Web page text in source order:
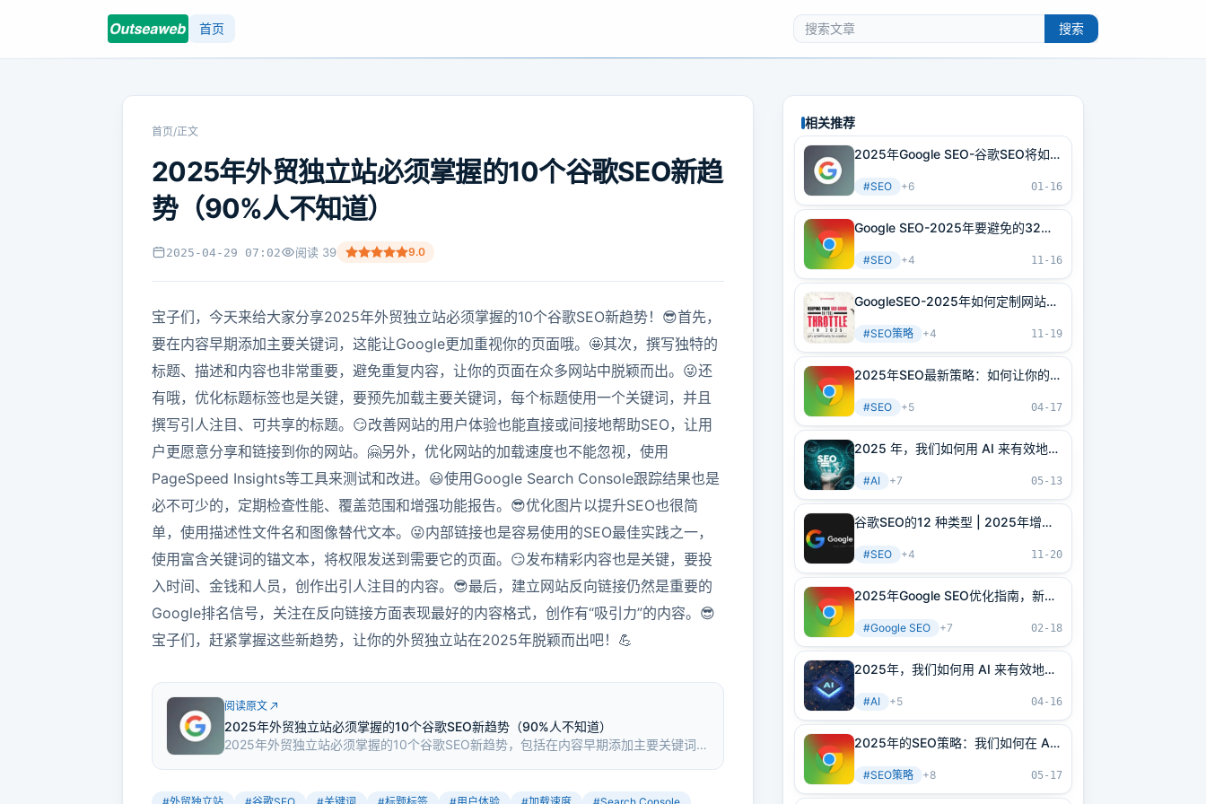
首页 搜索
首页/正文
2025年外贸独立站必须掌握的10个谷歌SEO新趋
势（90%人不知道）
2025-04-29 07:02 阅读 39 9.0
宝子们，今天来给大家分享2025年外贸独立站必须掌握的10个谷歌SEO新趋势！😎首先，
要在内容早期添加主要关键词，这能让Google更加重视你的页面哦。🤩其次，撰写独特的
标题、描述和内容也非常重要，避免重复内容，让你的页面在众多网站中脱颖而出。😜还
有哦，优化标题标签也是关键，要预先加载主要关键词，每个标题使用一个关键词，并且
撰写引人注目、可共享的标题。😏改善网站的用户体验也能直接或间接地帮助SEO，让用
户更愿意分享和链接到你的网站。🤗另外，优化网站的加载速度也不能忽视，使用
PageSpeed Insights等工具来测试和改进。😃使用Google Search Console跟踪结果也是
必不可少的，定期检查性能、覆盖范围和增强功能报告。😎优化图片以提升SEO也很简
单，使用描述性文件名和图像替代文本。😜内部链接也是容易使用的SEO最佳实践之一，
使用富含关键词的锚文本，将权限发送到需要它的页面。😏发布精彩内容也是关键，要投
入时间、金钱和人员，创作出引人注目的内容。😎最后，建立网站反向链接仍然是重要的
Google排名信号，关注在反向链接方面表现最好的内容格式，创作有“吸引力”的内容。😎
宝子们，赶紧掌握这些新趋势，让你的外贸独立站在2025年脱颖而出吧！💪
阅读原文
2025年外贸独立站必须掌握的10个谷歌SEO新趋势（90%人不知道）
2025年外贸独立站必须掌握的10个谷歌SEO新趋势，包括在内容早期添加主要关键词、
相关推荐
2025年Google SEO-谷歌SEO将如何
#SEO +6 01-16
Google SEO-2025年要避免的32个
#SEO +4 11-16
GoogleSEO-2025年如何定制网站
#SEO策略 +4 11-19
2025年SEO最新策略：如何让你的网
#SEO +5 04-17
2025 年，我们如何用 AI 来有效地提
#AI +7 05-13
谷歌SEO的12 种类型 | 2025年增加
#SEO +4 11-20
2025年Google SEO优化指南，新手
#Google SEO +7 02-18
2025年，我们如何用 AI 来有效地提
#AI +5 04-16
2025年的SEO策略：我们如何在 AI
#SEO策略 +8 05-17